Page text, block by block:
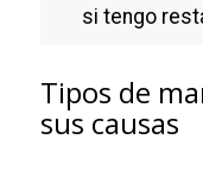
si tengo
Tipos de
sus causas